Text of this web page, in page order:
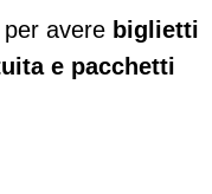
avere biglietti
e pacchetti